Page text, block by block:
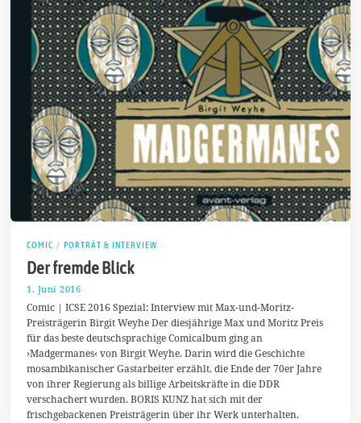
COMIC / PORTRÄT & INTERVIEW
Der fremde Blick
1. Juni 2016
J
u
n
i
0
1
6
Comic | ICSE 2016 Spezial: Interview mit Max-und-Moritz-
Preisträgerin Birgit Weyhe Der diesjährige Max und Moritz Preis
für das beste deutschsprachige Comicalbum ging an
›Madgermanes‹ von Birgit Weyhe. Darin wird die Geschichte
mosambikanischer Gastarbeiter erzählt, die Ende der 70er Jahre
von ihrer Regierung als billige Arbeitskräfte in die DDR
verschachert wurden. BORIS KUNZ hat sich mit der
frischgebackenen Preisträgerin über ihr Werk unterhalten.